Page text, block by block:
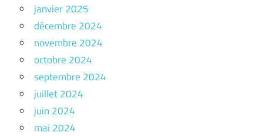
janvier 2025
décembre 2024
novembre 2024
octobre 2024
septembre 2024
juillet 2024
juin 2024
mai 2024